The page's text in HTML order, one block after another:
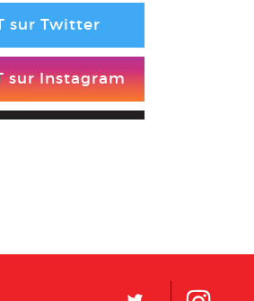
sur Twitter
sur Instagram